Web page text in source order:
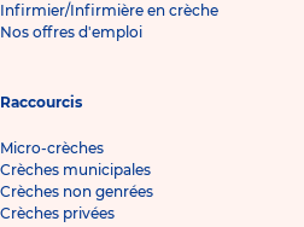
Infirmier/Infirmière en crèche
Nos offres d'emploi
Raccourcis
Micro-crèches
Crèches municipales
Crèches non genrées
Crèches privées